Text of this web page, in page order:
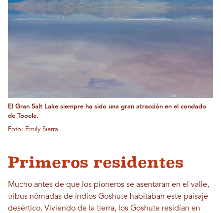
El Gran Salt Lake siempre ha sido una gran atracción en el condado
de Tooele.
Foto: Emily Sierra
Primeros residentes
Mucho antes de que los pioneros se asentaran en el valle,
tribus nómadas de indios Goshute habitaban este paisaje
desértico. Viviendo de la tierra, los Goshute residían en